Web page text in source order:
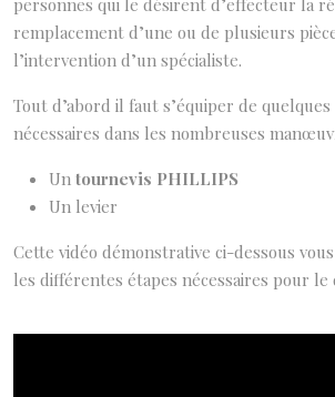
personnes qui le désirent d’effecteur la
remplacement d’une ou de plusieurs
l’intervention d’un spécialiste.
Tout d’abord il faut s’équiper de
nécessaires dans les nombreuses
Un tournevis PHILLIPS
Un levier
Cette vidéo démonstrative ci-dessous
les différentes étapes nécessaires pour le